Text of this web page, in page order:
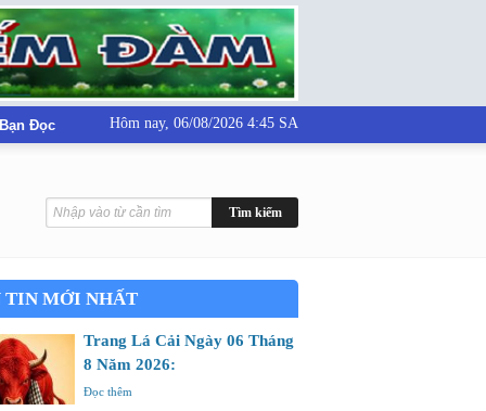
Đọc Hôm nay, 06/08/2026 4:45 SA
TIN MỚI NHẤT
Trang Lá Cải Ngày 06 Tháng
8 Năm 2026:
Đọc thêm